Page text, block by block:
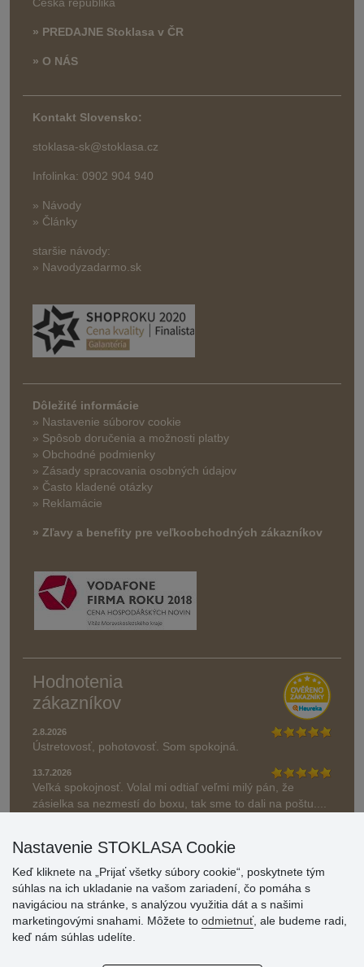
» PREDAJNE Stoklasa v ČR
» O NÁS
Kontakt Slovensko:
stoklasa-sk@stoklasa.cz
Infolinka: 0902 904 940
» Návody
» Články
staršie návody:
» Navodyzadarmo.sk
Dôležité informácie
» Nastavenie súborov cookie
» Spôsob doručenia a možnosti platby
» Obchodné podmienky
» Zásady spracovania osobných údajov
» Často kladené otázky
» Reklamácie
» Zľavy a benefity pre veľkoobchodných zákazníkov
Hodnotenia
zákazníkov
2.8.2026
Ústretovosť, pohotovosť. Som spokojná.
13.7.2026
Veľká spokojnosť. Volal mi odtiaľ veľmi milý pán, že
zásielka sa nezmestí do boxu, tak sme to dali na poštu....
» Aktuálne 6948 recenzií
Nastavenie STOKLASA Cookie
Keď kliknete na „Prijať všetky súbory cookie“, poskytnete tým
súhlas na ich ukladanie na vašom zariadení, čo pomáha s
navigáciou na stránke, s analýzou využitia dát a s našimi
marketingovými snahami. Môžete to odmietnuť, ale budeme radi,
keď nám súhlas udelíte.